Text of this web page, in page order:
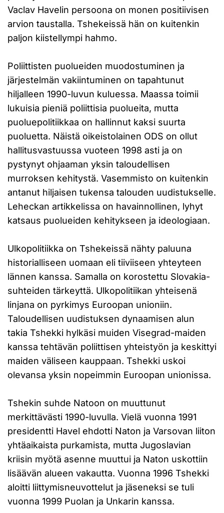
Vaclav Havelin persoona on monen positiivisen
arvion taustalla. Tshekeissä hän on kuitenkin
paljon kiistellympi hahmo.
Poliittisten puolueiden muodostuminen ja
järjestelmän vakiintuminen on tapahtunut
hiljalleen 1990-luvun kuluessa. Maassa toimii
lukuisia pieniä poliittisia puolueita, mutta
puoluepolitiikkaa on hallinnut kaksi suurta
puoluetta. Näistä oikeistolainen ODS on ollut
hallitusvastuussa vuoteen 1998 asti ja on
pystynyt ohjaaman yksin taloudellisen
murroksen kehitystä. Vasemmisto on kuitenkin
antanut hiljaisen tukensa talouden uudistukselle.
Leheckan artikkelissa on havainnollinen, lyhyt
katsaus puolueiden kehitykseen ja ideologiaan.
Ulkopolitiikka on Tshekeissä nähty paluuna
historialliseen uomaan eli tiiviiseen yhteyteen
lännen kanssa. Samalla on korostettu Slovakia-
suhteiden tärkeyttä. Ulkopolitiikan yhteisenä
linjana on pyrkimys Euroopan unioniin.
Taloudellisen uudistuksen dynaamisen alun
takia Tshekki hylkäsi muiden Visegrad-maiden
kanssa tehtävän poliittisen yhteistyön ja keskittyi
maiden väliseen kauppaan. Tshekki uskoi
olevansa yksin nopeimmin Euroopan unionissa.
Tshekin suhde Natoon on muuttunut
merkittävästi 1990-luvulla. Vielä vuonna 1991
presidentti Havel ehdotti Naton ja Varsovan liiton
yhtäaikaista purkamista, mutta Jugoslavian
kriisin myötä asenne muuttui ja Naton uskottiin
lisäävän alueen vakautta. Vuonna 1996 Tshekki
aloitti liittymisneuvottelut ja jäseneksi se tuli
vuonna 1999 Puolan ja Unkarin kanssa.